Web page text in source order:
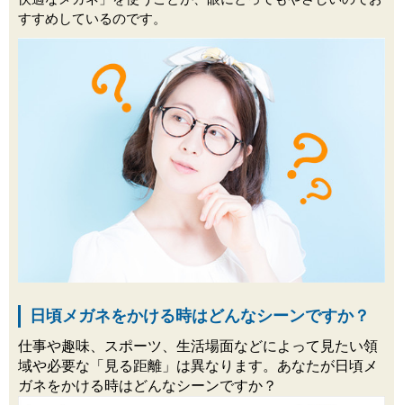
すすめしているのです。
日頃メガネをかける時はどんなシーンですか？
仕事や趣味、スポーツ、生活場面などによって見たい領
域や必要な「見る距離」は異なります。あなたが日頃メ
ガネをかける時はどんなシーンですか？